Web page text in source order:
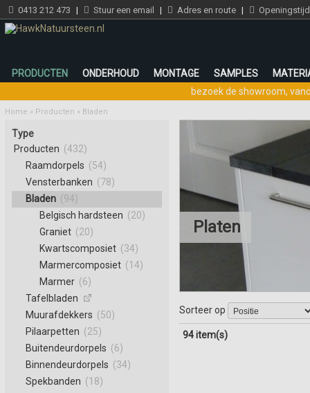
0413 212 473 | Stuur een email | Adres en route |
PRODUCTEN ONDERHOUD MONTAGE SAMPLES
bezoek de showroom,
Home » Producten » Bladen
Platen
Sorteer op
94 item(s)
Type
Producten (432)
Raamdorpels (54)
Vensterbanken (78)
Bladen (94)
Belgisch hardsteen (20)
Graniet (20)
Kwartscomposiet (34)
Marmercomposiet (14)
Marmer (6)
Tafelbladen
Muurafdekkers (50)
Pilaarpetten (25)
Buitendeurdorpels (6)
Binnendeurdorpels (34)
Spekbanden (18)